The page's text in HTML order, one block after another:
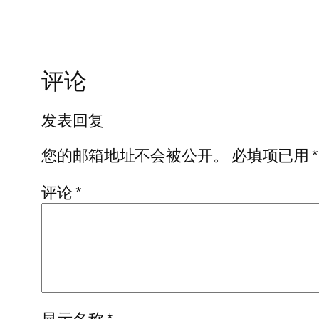
评论
发表回复
您的邮箱地址不会被公开。
必填项已用*
评论*